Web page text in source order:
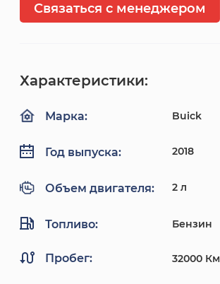
Связаться с менеджером
Характеристики:
Марка: Buick
Год выпуска: 2018
Объем двигателя: 2 л
Топливо: Бензин
Пробег: 32000 Км